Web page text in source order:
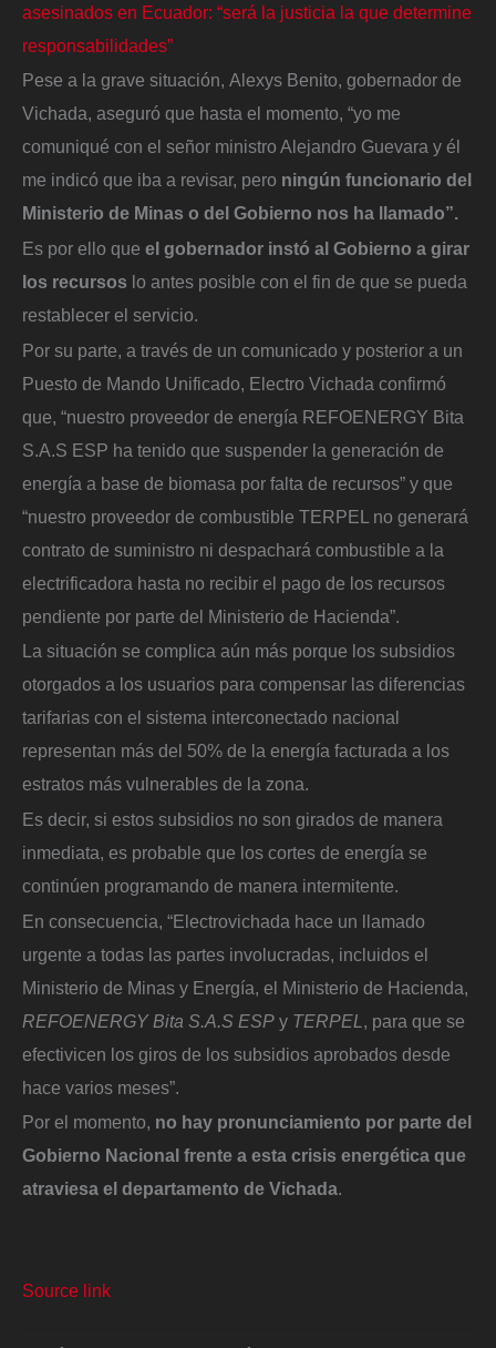
asesinados en Ecuador: “será la justicia la que determine
responsabilidades”
Pese a la grave situación, Alexys Benito, gobernador de
Vichada, aseguró que hasta el momento, “yo me
comuniqué con el señor ministro Alejandro Guevara y él
me indicó que iba a revisar, pero ningún funcionario del
Ministerio de Minas o del Gobierno nos ha llamado”.
Es por ello que el gobernador instó al Gobierno a girar
los recursos lo antes posible con el fin de que se pueda
restablecer el servicio.
Por su parte, a través de un comunicado y posterior a un
Puesto de Mando Unificado, Electro Vichada confirmó
que, “nuestro proveedor de energía REFOENERGY Bita
S.A.S ESP ha tenido que suspender la generación de
energía a base de biomasa por falta de recursos” y que
“nuestro proveedor de combustible TERPEL no generará
contrato de suministro ni despachará combustible a la
electrificadora hasta no recibir el pago de los recursos
pendiente por parte del Ministerio de Hacienda”.
La situación se complica aún más porque los subsidios
otorgados a los usuarios para compensar las diferencias
tarifarias con el sistema interconectado nacional
representan más del 50% de la energía facturada a los
estratos más vulnerables de la zona.
Es decir, si estos subsidios no son girados de manera
inmediata, es probable que los cortes de energía se
continúen programando de manera intermitente.
En consecuencia, “Electrovichada hace un llamado
urgente a todas las partes involucradas, incluidos el
Ministerio de Minas y Energía, el Ministerio de Hacienda,
REFOENERGY Bita S.A.S ESP y TERPEL
, para que se
efectivicen los giros de los subsidios aprobados desde
hace varios meses”.
Por el momento, no hay pronunciamiento por parte del
Gobierno Nacional frente a esta crisis energética que
atraviesa el departamento de Vichada.
Source link